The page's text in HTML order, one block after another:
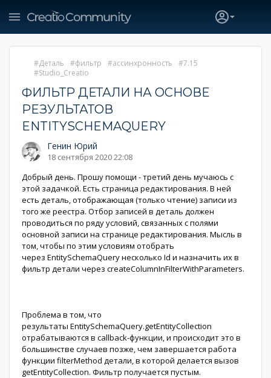
Деталь фильтр ассинхронность
7.15
Studio_Creatio
ФИЛЬТР ДЕТАЛИ НА ОСНОВЕ
РЕЗУЛЬТАТОВ
ENTITYSCHEMAQUERY
Генин Юрий
18 сентября 2020 22:08
Добрый день. Прошу помощи - третий день мучаюсь с
этой задачкой. Есть страница редактирования. В ней
есть деталь, отображающая (только чтение) записи из
того же реестра. Отбор записей в деталь должен
проводиться по ряду условий, связанных с полями
основной записи на странице редактирования. Мысль в
том, чтобы по этим условиям отобрать
через EntitySchemaQuery несколько Id и назначить их в
фильтр детали через createColumnInFilterWithParameters.
Проблема в том, что
результаты EntitySchemaQuery.getEntityCollection
отрабатываются в callback-функции, и происходит это в
большинстве случаев позже, чем завершается работа
функции filterMethod детали, в которой делается вызов
getEntityCollection. Фильтр получается пустым.